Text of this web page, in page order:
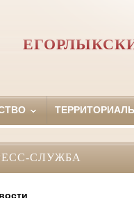
СЛУЖБА